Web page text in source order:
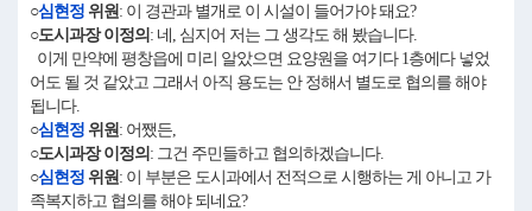
○심현정 위원: 이 경관과 별개로 이 시설이 들어가야 돼요?
○도시과장 이정의 : 네, 심지어 저는 그 생각도 해 봤습니다.
이게 만약에 평창읍에 미리 알았으면 요양원을 여기다 1층에다 넣었
어도 될 것 같았고 그래서 아직 용도는 안 정해서 별도로 협의를 해야
됩니다.
○심현정 위원: 어쨌든,
○도시과장 이정의 : 그건 주민들하고 협의하겠습니다.
○심현정 위원: 이 부분은 도시과에서 전적으로 시행하는 게 아니고 가
족복지하고 협의를 해야 되네요?